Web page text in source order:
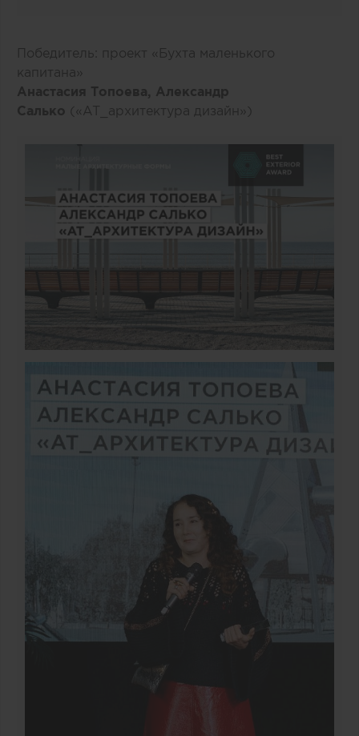
Победитель: проект «Бухта маленького
капитана»
Анастасия Топоева, Александр
Салько («AT_архитектура дизайн»)